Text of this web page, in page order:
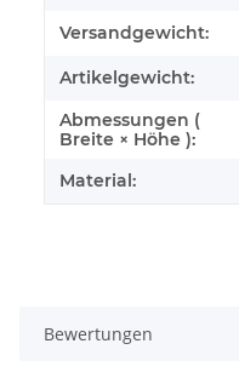
Versandgewicht:
Artikelgewicht:
Abmessungen (
Breite × Höhe ):
Material:
Bewertungen